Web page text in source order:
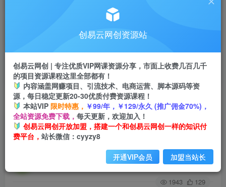
研究探讨更多创业项目路子。
会员专属推广链接
挂机 项目
脚本卡密
APP下载
GO
首页 创业课程 会员免费 正文
AI光影艺术图项目，引流营销神器，一单收益
500+
关注
1943 129
创易云网创资源站
创易云网创 | 专注优质VIP网课资源分享，市面上收费几百几千
的项目资源课程这里全部都有！
内容涵盖网赚项目、引流技术、电商运营、脚本源码等资
源，每日稳定更新20-30优质付费资源课程！
本站VIP 限时特惠， ￥99/年，￥129/永久 (推广佣金70%)，
全站资源免费下载， 每天更新，欢迎加入！
创易云网创开放加盟，搭建一个和创易云网创一样的知识付
费平台， 站长微信：cyyzy8
开通VIP会员 加盟当站长